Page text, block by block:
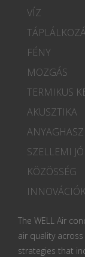
VÍZ
FÉNY
MOZGÁS
TERMIKUS
AKUSZTIKA
SZELLEMI
KÖZÖSSÉG
INNOVÁCIÓK
The WELL Air
air quality
strategies that